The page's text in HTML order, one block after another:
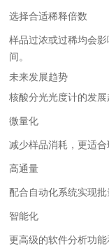
选择合适稀释倍数
样品过浓或过稀均会
间。
未来发展趋势
核酸分光光度计的发展
微量化
减少样品消耗，更适合
高通量
配合自动化系统实现批
智能化
更高级的软件分析功